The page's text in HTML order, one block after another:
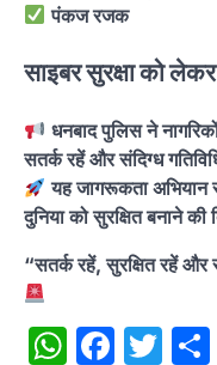
पंकज रजक
साइबर सुरक्षा को
धनबाद पुलिस ने
सतर्क रहें और संदिग्ध
यह जागरूकता अभियान
दुनिया को सुरक्षित बनाने
“सतर्क रहें, सुरक्षित रहें